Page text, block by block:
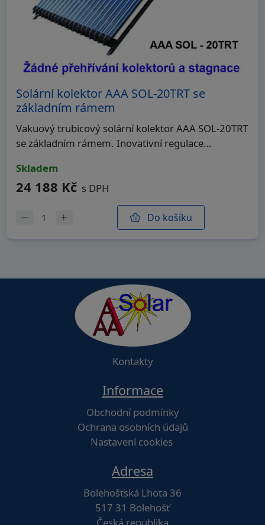
Solární kolektor AAA SOL-20TRT se
základním rámem
Vakuový trubicový solární kolektor AAA SOL-20TRT
se základním rámem. Inovativní regulace…
skladem
24 188 Kč s DPH
Do košíku
Kontakty
Informace
Obchodní podmínky
Ochrana osobních údajů
Nastavení cookies
Adresa
Bolehošťská Lhota 36
517 31 Bolehošť